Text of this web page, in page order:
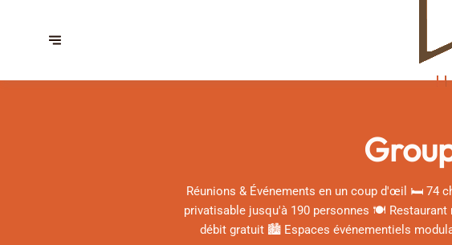
Réunions & Événements en un coup d'œil 🛏️ 74
privatisable jusqu'à 190 personnes 🍽️ Restaurant
débit gratuit 🏙️ Espaces événementiels